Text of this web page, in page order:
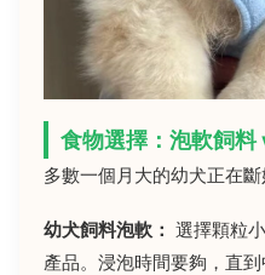
食物選擇：泡軟飼料
多數一個月大的幼犬正在斷
幼犬飼料泡軟： 選擇顆粒
產品。浸泡時間要夠，直